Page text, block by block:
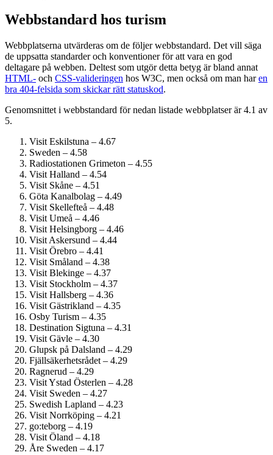
Webbstandard hos turism
Webbplatserna utvärderas om de följer webbstandard. Det vill säga
de uppsatta standarder och konventioner för att vara en god
deltagare på webben. Deltest som utgör detta betyg är bland annat
HTML- och CSS-valideringen hos W3C, men också om man haren
bra 404-felsida som skickar rätt statuskod.
Genomsnittet i webbstandard för nedan listade webbplatser är 4.1 av
5.
Visit Eskilstuna – 4.67
Sweden – 4.58
Radiostationen Grimeton – 4.55
Visit Halland – 4.54
Visit Skåne – 4.51
Göta Kanalbolag – 4.49
Visit Skellefteå – 4.48
Visit Umeå – 4.46
Visit Helsingborg – 4.46
Visit Askersund – 4.44
Visit Örebro – 4.41
Visit Småland – 4.38
Visit Blekinge – 4.37
Visit Stockholm – 4.37
Visit Hallsberg – 4.36
Visit Gästrikland – 4.35
Osby Turism – 4.35
Destination Sigtuna – 4.31
Visit Gävle – 4.30
Glupsk på Dalsland – 4.29
Fjällsäkerhetsrådet – 4.29
Ragnerud – 4.29
Visit Ystad Österlen – 4.28
Visit Sweden – 4.27
Swedish Lapland – 4.23
Visit Norrköping – 4.21
go:teborg – 4.19
Visit Öland – 4.18
Åre Sweden – 4.17